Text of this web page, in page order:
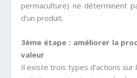
permaculture) ne déterminent
d’un produit.
3ème étape : améliorer la
valeur
Il existe trois types d’actions sur